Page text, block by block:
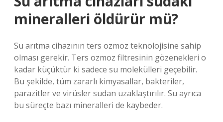
mineralleri öldürür mü?
Su arıtma cihazının ters ozmoz teknolojisine sahip
olması gerekir. Ters ozmoz filtresinin gözenekleri o
kadar küçüktür ki sadece su molekülleri geçebilir.
Bu şekilde, tüm zararlı kimyasallar, bakteriler,
parazitler ve virüsler sudan uzaklaştırılır. Su ayrıca
bu süreçte bazı mineralleri de kaybeder.